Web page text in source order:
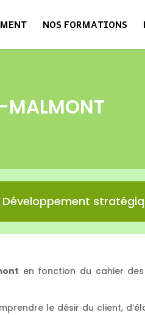
NOS FORMATIONS
MALMONT
Développement
en fonction du cahier
le désir du client,